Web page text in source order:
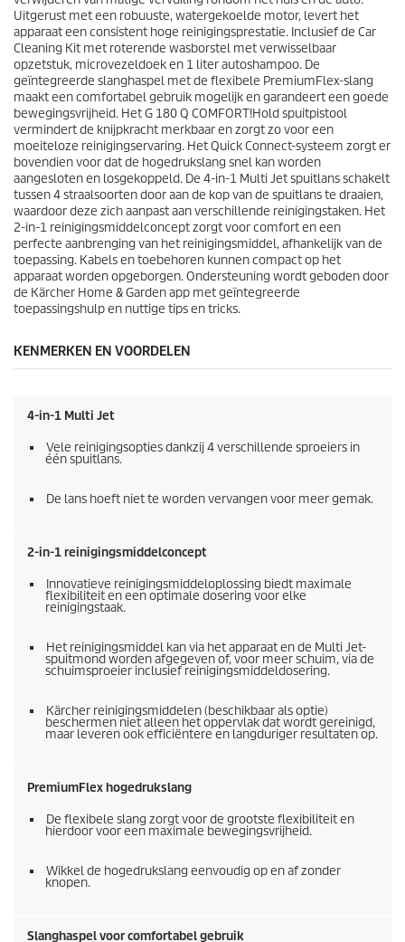
4
7
b
e
o
o
r
d
e
l
i
n
g
e
n
Uitgerust met een robuuste, watergekoelde motor, levert het
apparaat een consistent hoge reinigingsprestatie. Inclusief de Car
Cleaning Kit met roterende wasborstel met verwisselbaar
opzetstuk, microvezeldoek en 1 liter autoshampoo. De
geïntegreerde slanghaspel met de flexibele PremiumFlex-slang
maakt een comfortabel gebruik mogelijk en garandeert een goede
bewegingsvrijheid. Het G 180 Q COMFORT!Hold spuitpistool
vermindert de knijpkracht merkbaar en zorgt zo voor een
moeiteloze reinigingservaring. HetQuick Connect-systeem zorgt er
bovendien voor dat de hogedrukslang snel kan worden
aangesloten en losgekoppeld. De 4-in-1 Multi Jet spuitlans schakelt
tussen 4 straalsoorten door aan de kop van de spuitlans te draaien,
waardoor deze zich aanpast aan verschillende reinigingstaken. Het
2-in-1 reinigingsmiddelconcept zorgt voor comfort en een
perfecte aanbrenging van het reinigingsmiddel, afhankelijk van de
toepassing. Kabels en toebehoren kunnen compact op het
apparaat worden opgeborgen. Ondersteuning wordt geboden door
de Kärcher Home & Garden app met geïntegreerde
toepassingshulp en nuttige tips en tricks.
KENMERKEN EN VOORDELEN
4-in-1 Multi Jet
Vele reinigingsopties dankzij 4 verschillende sproeiers in
één spuitlans.
De lans hoeft niet te worden vervangen voor meer gemak.
2-in-1 reinigingsmiddelconcept
Innovatieve reinigingsmiddeloplossing biedt maximale
flexibiliteit en een optimale dosering voor elke
reinigingstaak.
Het reinigingsmiddel kan via het apparaat en de Multi Jet-
spuitmond worden afgegeven of, voor meer schuim, via de
schuimsproeier inclusief reinigingsmiddeldosering.
Kärcher reinigingsmiddelen (beschikbaar als optie)
beschermen niet alleen het oppervlak dat wordt gereinigd,
maar leveren ook efficiëntere en langduriger resultaten op.
PremiumFlexhogedrukslang
De flexibele slang zorgt voor de grootste flexibiliteit en
hierdoor voor een maximale bewegingsvrijheid.
Wikkel de hogedrukslang eenvoudig op en af zonder
knopen.
Slanghaspel voor comfortabel gebruik